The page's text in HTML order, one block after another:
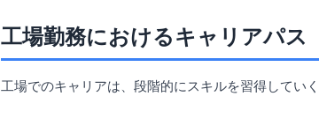
工場勤務におけるキャリアパス
工場でのキャリアは、段階的にスキルを習得してい